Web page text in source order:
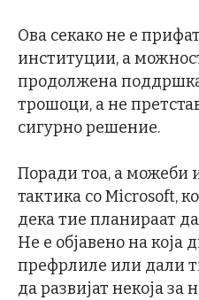
Ова секако не е
институции, а
продолжена
трошоци, а не
сигурно решение.
Поради тоа, а можеби
тактика со Microsoft,
дека тие планираат
Не е објавено на која
префрлиле или дали
да развијат некоја за